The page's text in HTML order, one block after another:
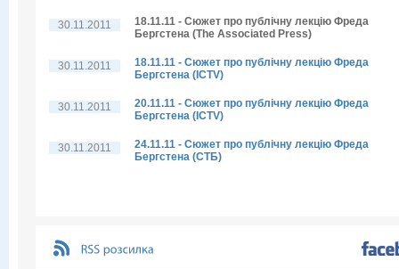
30.11.2011
18.11.11 - Сюжет про публічну лекцію Фреда
Бергстена (The Associated Press)
30.11.2011
18.11.11 - Сюжет про публічну лекцію Фреда
Бергстена (ICTV)
30.11.2011
20.11.11 - Сюжет про публічну лекцію Фреда
Бергстена (ICTV)
30.11.2011
24.11.11 - Сюжет про публічну лекцію Фреда
Бергстена (СТБ)